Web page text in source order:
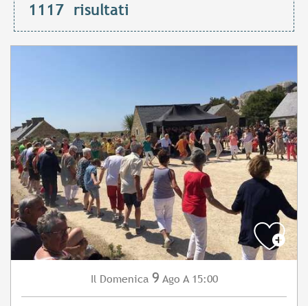
1117 risultati
Il Domenica 9 Ago A 15:00